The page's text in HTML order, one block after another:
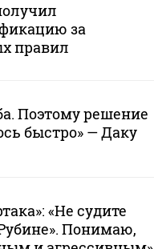
за
правил
Поэтому решение
быстро» — Даку
«Не судите
Понимаю,